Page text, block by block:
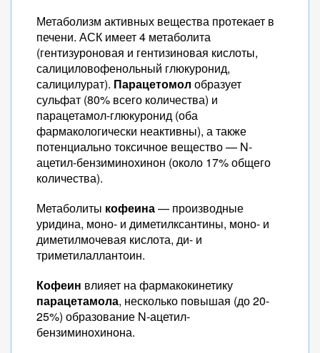
Метаболизм активных вещества протекает в
печени. АСК имеет 4 метаболита
(гентизуроновая и гентизиновая кислоты,
салициловофенольный глюкуронид,
салицилурат). Парацетомол образует
сульфат (80% всего количества) и
парацетамол-глюкуронид (оба
фармакологически неактивны), а также
потенциально токсичное вещество — N-
ацетил-бензиминохинон (около 17% общего
количества).
Метаболиты кофеина— производные
уридина, моно- и диметилксантины, моно- и
диметилмочевая кислота, ди- и
триметилаллантоин.
Кофеин влияет на фармакокинетику
парацетамола, несколько повышая (до 20-
25%) образование N-ацетил-
бензиминохинона.